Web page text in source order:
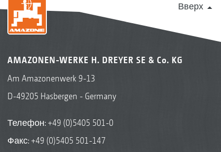
Вверх
AMAZONEN-WERKE H. DREYER SE & Co. KG
Am Amazonenwerk 9-13
D-49205 Hasbergen - Germany
Телефон:+49 (0)5405 501-0
Факс: +49 (0)5405 501-147